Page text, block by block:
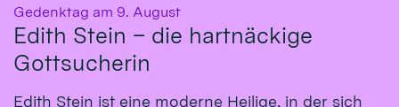
Gedenktag am 9. August:
Edith Stein – die hartnäckige
Gottsucherin
Edith Stein ist eine moderne Heilige, in der sich